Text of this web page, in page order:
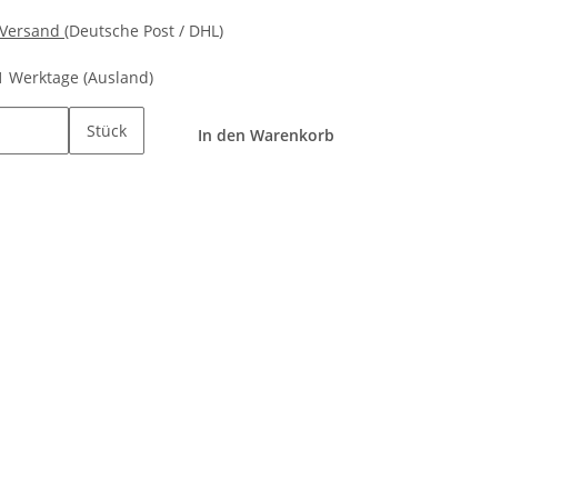
Versand (Deutsche Post / DHL)
Werktage (Ausland)
Stück In den Warenkorb